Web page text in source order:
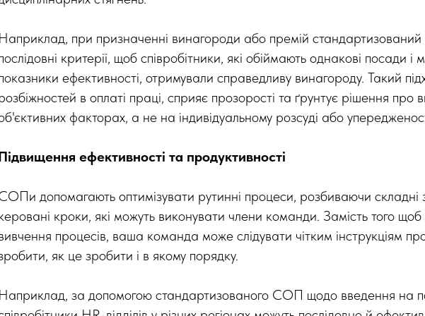
Наприклад, при призначенні винагороди або премій стандартизований
критерії, щоб співробітники, які обіймають однакові посади і
ефективності, отримували справедливу винагороду. Такий
в оплаті праці, сприяє прозорості та ґрунтує рішення про
факторах, а не на індивідуальному розсуді або
ефективності та продуктивності
допомагають оптимізувати рутинні процеси, розбиваючи складні
кроки, які можуть виконувати члени команди. Замість того
процесів, ваша команда може слідувати чітким інструкціям
як це зробити і в якому порядку.
Наприклад, за допомогою стандартизованого СОП щодо введення на